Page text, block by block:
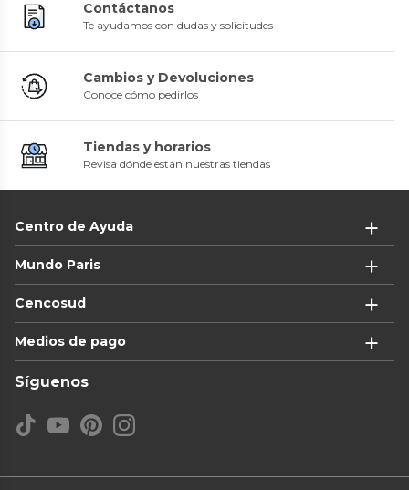
Contáctanos
Te ayudamos con dudas y solicitudes
Cambios y Devoluciones
Conoce cómo pedirlos
Tiendas y horarios
Revisa dónde están nuestras tiendas
Centro de Ayuda
Mundo Paris
Cencosud
Medios de pago
Síguenos